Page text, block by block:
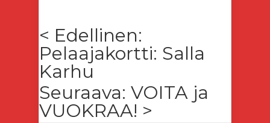
< Edellinen:
Pelaajakortti: Salla
Karhu
Seuraava: VOITA ja
VUOKRAA! >